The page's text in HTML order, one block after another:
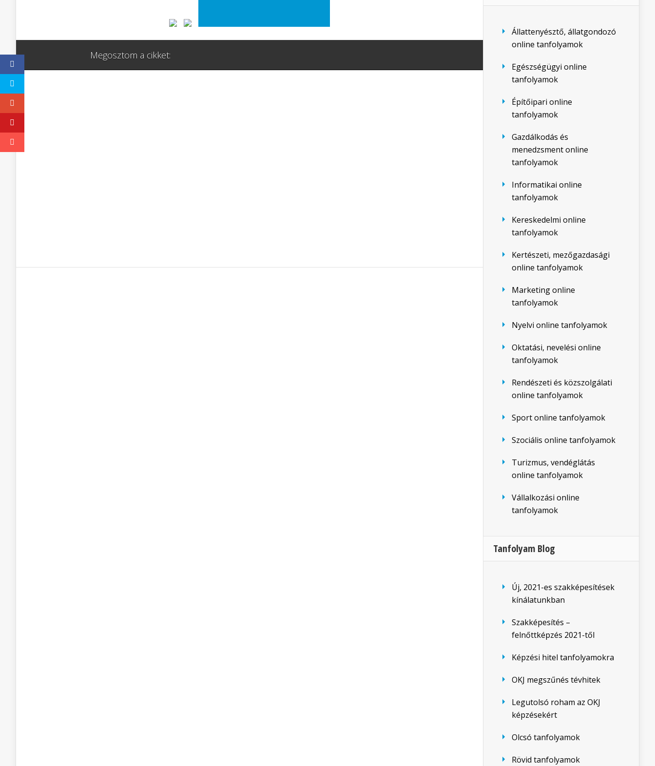
Megosztom a cikket:
Állattenyésztő, állatgondozó
online tanfolyamok
Egészségügyi online
tanfolyamok
Építőipari online
tanfolyamok
Gazdálkodás és
menedzsment online
tanfolyamok
Informatikai online
tanfolyamok
Kereskedelmi online
tanfolyamok
Kertészeti, mezőgazdasági
online tanfolyamok
Marketing online
tanfolyamok
Nyelvi online tanfolyamok
Oktatási, nevelési online
tanfolyamok
Rendészeti és közszolgálati
online tanfolyamok
Sport online tanfolyamok
Szociális online tanfolyamok
Turizmus, vendéglátás
online tanfolyamok
Vállalkozási online
tanfolyamok
Tanfolyam Blog
Új, 2021-es szakképesítések
kínálatunkban
Szakképesítés –
felnőttképzés 2021-től
Képzési hitel tanfolyamokra
OKJ megszűnés tévhitek
Legutolsó roham az OKJ
képzésekért
Olcsó tanfolyamok
Rövid tanfolyamok